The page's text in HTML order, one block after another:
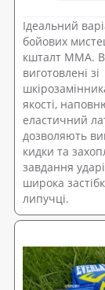
Ідеальний
бойових
кшталт ММА.
виготовлені зі
якості,
еластичний
дозволяють
кидки та
завдання
широка
липучці.